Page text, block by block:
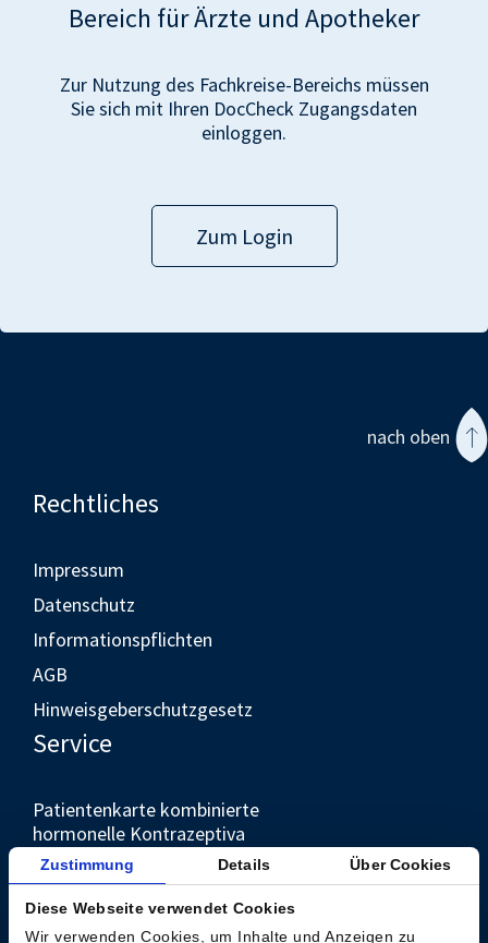
Zustimmung Details Über Cookies
Diese Webseite verwendet Cookies
Wir verwenden Cookies, um Inhalte und Anzeigen zu
Bereich für Ärzte und Apotheker
Zur Nutzung des Fachkreise-Bereichs müssen
Sie sich mit Ihren DocCheck Zugangsdaten
einloggen.
Zum Login
nach oben
Rechtliches
Impressum
Datenschutz
Informationspflichten
AGB
Hinweisgeberschutzgesetz
Service
Patientenkarte kombinierte
hormonelle Kontrazeptiva
Unternehmen
Kontakt